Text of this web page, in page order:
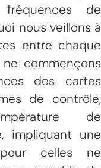
de
nous veillons à
entre chaque
commençons
des cartes
de contrôle,
de
impliquant une
celles ne